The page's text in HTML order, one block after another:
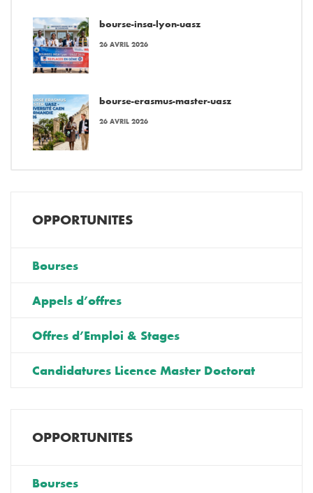
bourse-insa-lyon-uasz
26 AVRIL 2026
bourse-erasmus-master-uasz
26 AVRIL 2026
OPPORTUNITES
Bourses
Appels d’offres
Offres d’Emploi & Stages
Candidatures Licence Master Doctorat
OPPORTUNITES
Bourses